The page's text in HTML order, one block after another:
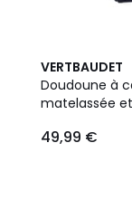
VERTBAUDET
Doudoune à
matelassée
49,99 €